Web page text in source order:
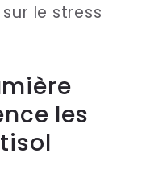
le stress
les